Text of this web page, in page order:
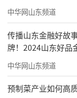
中华网山东频道
传播山东金融好故
牌！2024山东好品
中华网山东频道
预制菜产业如何高